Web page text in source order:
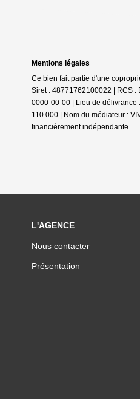
Mentions légales
Ce bien fait partie d'une
Siret : 48771762100022 | RCS :
0000-00-00 | Lieu de délivrance
110 000 | Nom du médiateur :
financièrement indépendante
L'AGENCE
Nous contacter
Présentation